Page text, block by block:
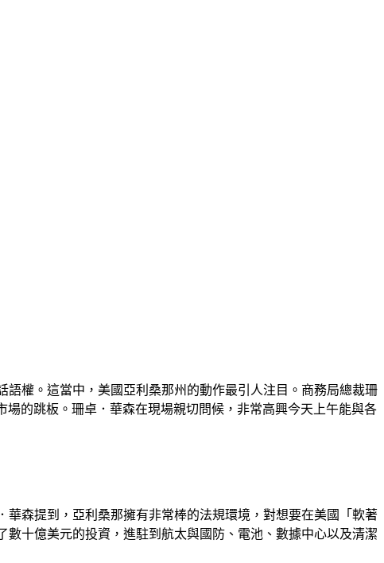
權。這當中，美國亞利桑那州的動作最引人注目。商務局總裁珊
的跳板。珊卓．華森在現場親切問候，非常高興今天上午能與各
森提到，亞利桑那擁有非常棒的法規環境，對想要在美國「軟著
十億美元的投資，進駐到航太與國防、電池、數據中心以及清潔